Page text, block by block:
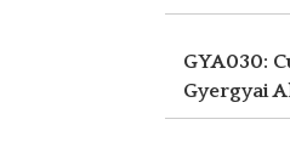
GYA030:
Gyergyai